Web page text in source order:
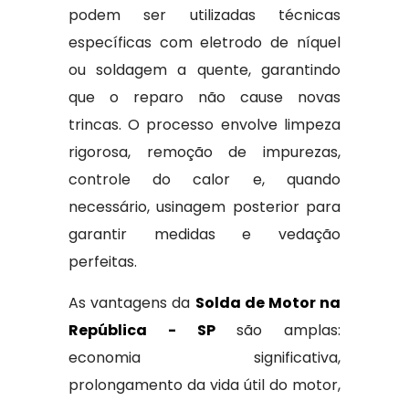
podem ser utilizadas técnicas
específicas com eletrodo de níquel
ou soldagem a quente, garantindo
que o reparo não cause novas
trincas. O processo envolve limpeza
rigorosa, remoção de impurezas,
controle do calor e, quando
necessário, usinagem posterior para
garantir medidas e vedação
perfeitas.
As vantagens da Solda de Motor na
República - SPsão amplas:
economia significativa,
prolongamento da vida útil do motor,